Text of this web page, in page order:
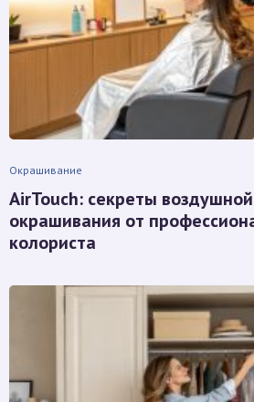
Окрашивание
AirTouch: секреты
окрашивания от
колориста